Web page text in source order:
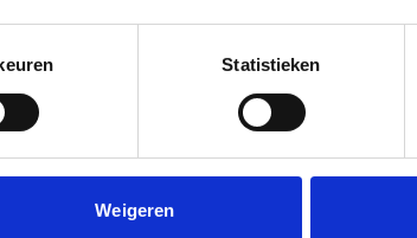
Statistieken
Weigeren
Download & tools
Werkgeversverklaring NHG
Rekenhulp verduurzamen
Keuzehulp inkomen
Beheertoets